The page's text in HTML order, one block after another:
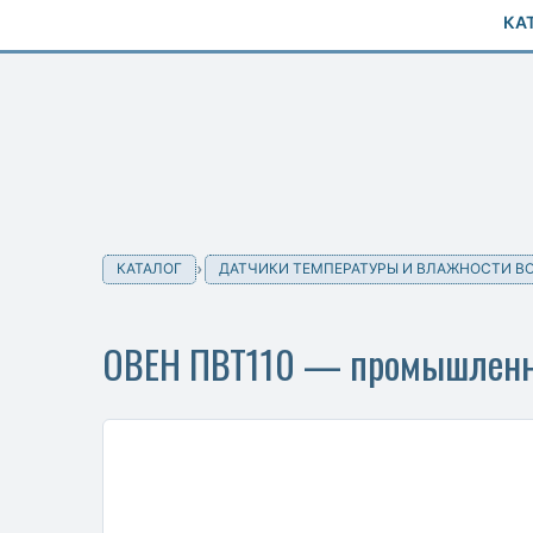
КАТАЛОГ ДАТЧИКИ ТЕМПЕРАТУРЫ И ВЛАЖНОСТИ
ОВЕН ПВТ110 —